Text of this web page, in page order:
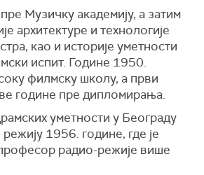
Музичку академију, а затим
архитектуре и технологије
као и историје уметности
испит. Године 1950.
филмску школу, а први
године пре дипломирања.
уметности у Београду
1956. године, где је
радио-режије више